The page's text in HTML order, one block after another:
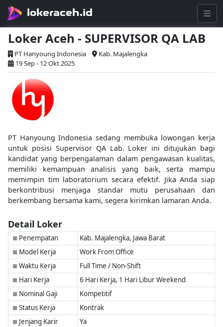
lokeraceh.id
Loker Aceh - SUPERVISOR QA LAB
PT Hanyoung Indonesia
Kab. Majalengka
19 Sep - 12 Okt 2025
PT Hanyoung Indonesia sedang membuka lowongan kerja
untuk posisi Supervisor QA Lab. Loker ini ditujukan bagi
kandidat yang berpengalaman dalam pengawasan kualitas,
memiliki kemampuan analisis yang baik, serta mampu
memimpin tim laboratorium secara efektif. Jika Anda siap
berkontribusi menjaga standar mutu perusahaan dan
berkembang bersama kami, segera kirimkan lamaran Anda.
Detail Loker
■ Penempatan Kab. Majalengka, Jawa Barat
■ Model Kerja Work From Office
■ Waktu Kerja Full Time / Non-Shift
■ Hari Kerja 6 Hari Kerja, 1 Hari Libur Weekend
■ Nominal Gaji Kompetitif
■ Status Kerja Kontrak
■ Jenjang Karir Ya